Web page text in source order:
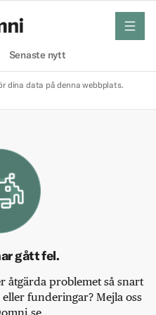
Senaste nytt
meny
dina data på denna webbplats.
gått fel.
åtgärda problemet så snart
funderingar? Mejla oss